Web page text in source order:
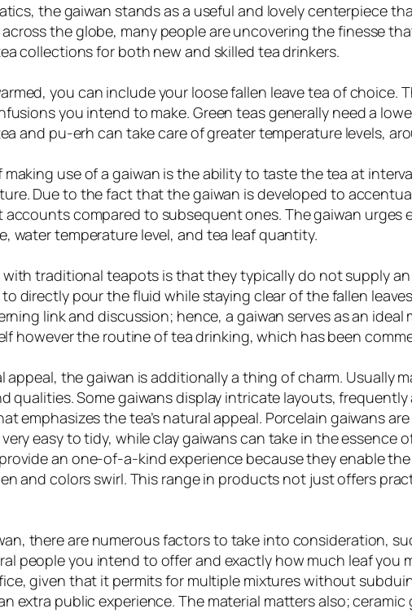
the gaiwan stands as a useful and lovely centerpiece
the globe, many people are uncovering the finesse
collections for both new and skilled tea drinkers.
you can include your loose fallen leave tea of
you intend to make. Green teas generally need a
and pu-erh can take care of greater temperature levels,
use of a gaiwan is the ability to taste the tea at
Due to the fact that the gaiwan is developed to
compared to subsequent ones. The gaiwan
water temperature level, and tea leaf quantity.
traditional teapots is that they typically do not supply
directly pour the fluid while staying clear of the fallen
link and discussion; hence, a gaiwan serves as an
however the routine of tea drinking, which has been
the gaiwan is additionally a thing of charm. Usually
qualities. Some gaiwans display intricate layouts,
emphasizes the tea’s natural appeal. Porcelain gaiwans
easy to tidy, while clay gaiwans can take in the
an one-of-a-kind experience because they enable
and colors swirl. This range in products not just offers
there are numerous factors to take into consideration,
people you intend to offer and exactly how much leaf you
given that it permits for multiple mixtures without
extra public experience. The material matters also;